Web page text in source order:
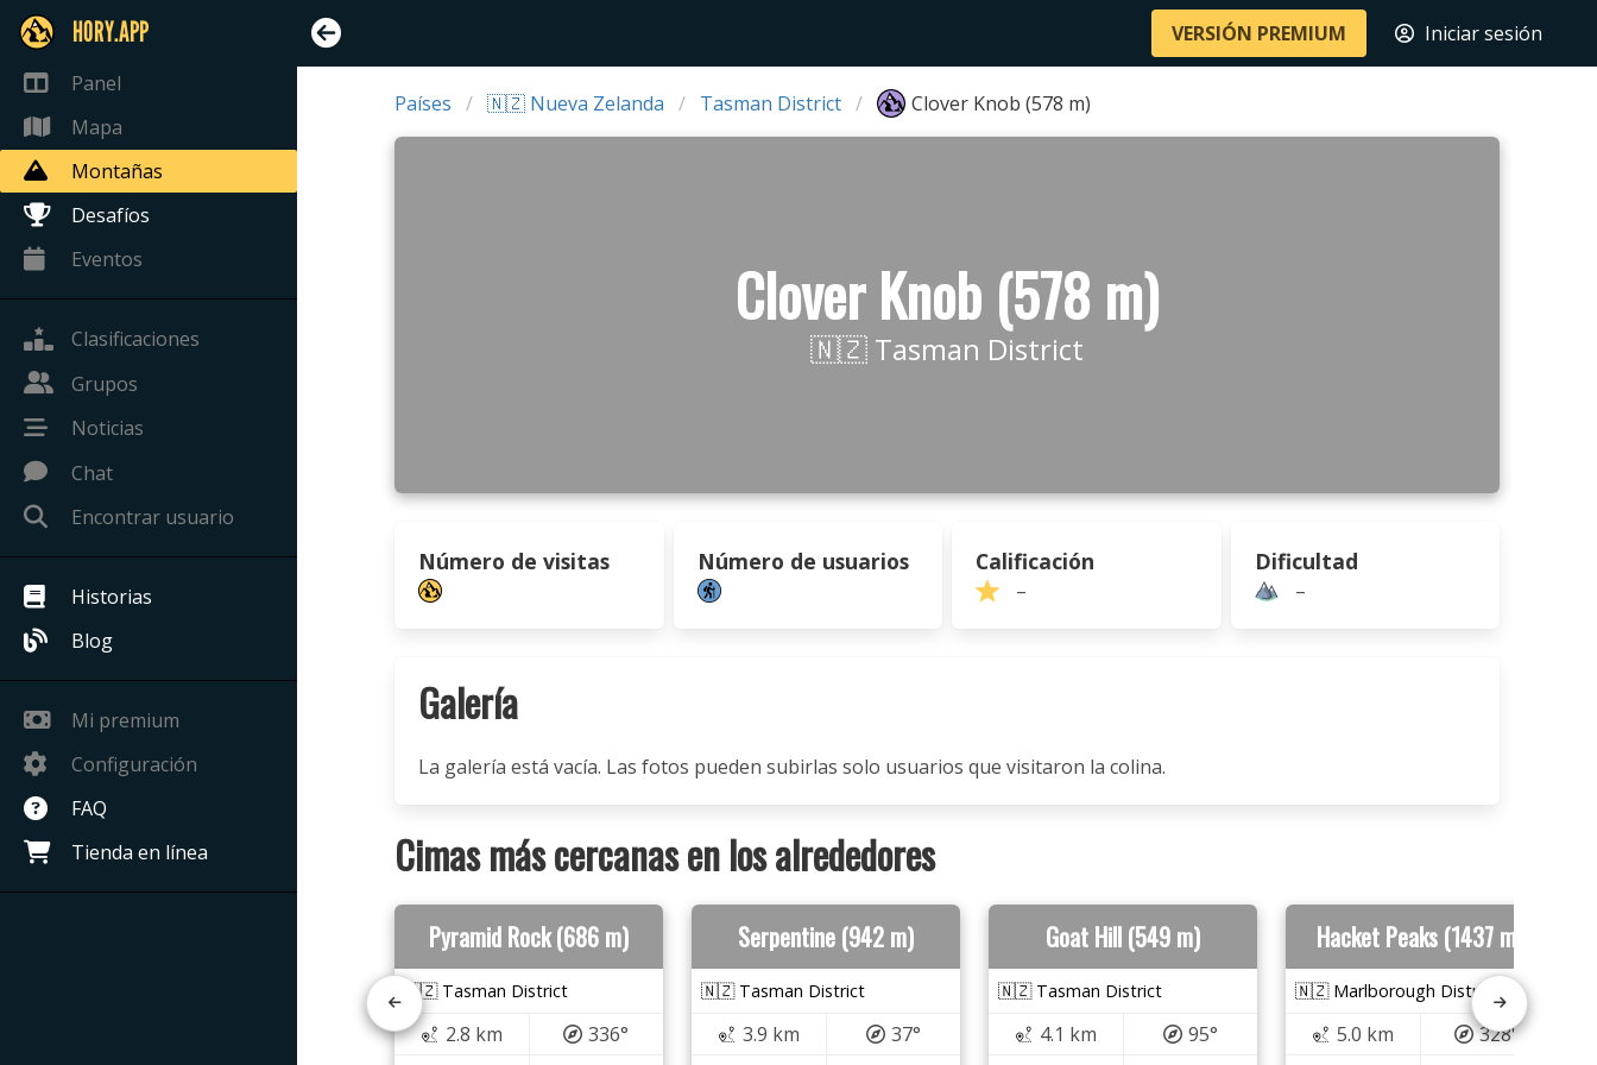
HORY.APP
Panel
Mapa
Montañas
Desafíos
Eventos
Clasificaciones
Grupos
Noticias
Chat
Encontrar usuario
Historias
Blog
Mi premium
Configuración
FAQ
Tienda en línea
VERSIÓN PREMIUM Iniciar sesión
Países 🇳🇿 Nueva Zelanda Tasman District Clover Knob (578 m)
Clover Knob (578 m)
🇳🇿 Tasman District
Número de visitas Número de usuarios Calificación
–
Dificultad
–
Galería
La galería está vacía. Las fotos pueden subirlas solo usuarios que visitaron la colina.
Cimas más cercanas en los alrededores
Pyramid Rock (686 m)
🇳🇿 Tasman District
2.8 km
336°
Serpentine (942 m)
🇳🇿 Tasman District
3.9 km
37°
Goat Hill (549 m)
🇳🇿 Tasman District
4.1 km
95°
Hacket Peaks (1437 m)
🇳🇿 Marlborough District
5.0 km
328°